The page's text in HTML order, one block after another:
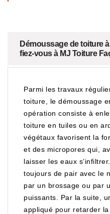
Démoussage de toiture
fiez-vous à MJ Toiture
Parmi les travaux
toiture, le démoussage
opération consiste à
toiture en tuiles ou en
végétaux favorisent la
et des micropores qui,
laisser les eaux
toujours de pair avec le
par un brossage ou par
puissants. Par la suite,
appliqué pour retarder